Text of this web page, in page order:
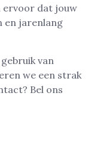
ervoor dat jouw
en jarenlang
van
we een strak
Bel ons